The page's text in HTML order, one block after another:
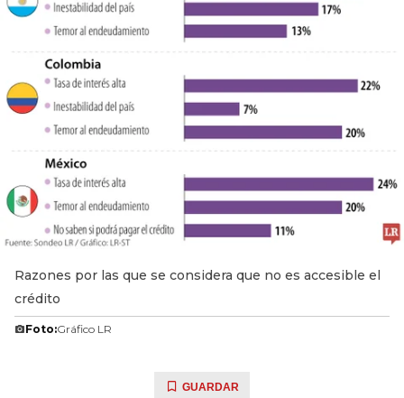
Razones por las que se considera que no es accesible el
crédito
Foto:Gráfico LR
GUARDAR